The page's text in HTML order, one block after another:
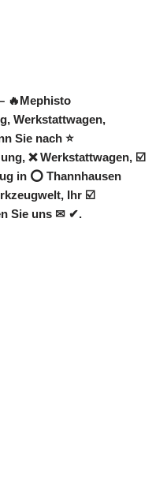
🔥Mephisto
Werkstattwagen,
Sie nach ⭐
❌ Werkstattwagen, ☑️
in ⭕ Thannhausen
Ihr ☑️
Sie uns ✉ ✔.